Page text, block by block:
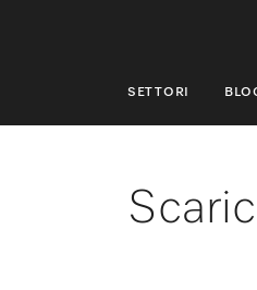
SETTORI
SETTORI